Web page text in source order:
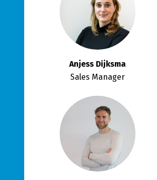
Anjess Dijksma
Sales Manager